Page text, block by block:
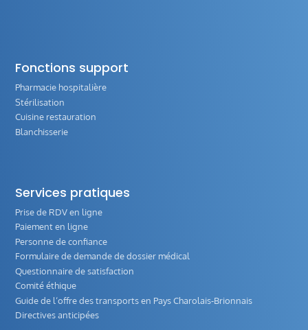
Fonctions support
Pharmacie hospitalière
Stérilisation
Cuisine restauration
Blanchisserie
Services pratiques
Prise de RDV en ligne
Paiement en ligne
Personne de confiance
Formulaire de demande de dossier médical
Questionnaire de satisfaction
Comité éthique
Guide de l‘offre des transports en Pays Charolais-Brionnais
Directives anticipées